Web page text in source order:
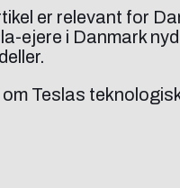
er relevant for
ejere i Danmark
om Teslas